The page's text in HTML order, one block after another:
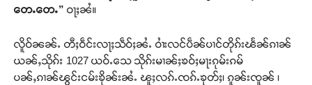
တေႉတေႉ” ဝႃႈၼႆ။
လိူဝ်ၼၼ်ႉ တီႈဝဵင်းလႃႈသဵဝ်ႈၼႆႉ ဝၢႆးလင်ပဵၼ်ပၢင်တိုၵ်းၽႅၼ်ၵၢၼ်
ယၼ်ႇသိုၵ်း 1027 ယဝ်ႉသေ သိုၵ်းမၢၼ်ႈၶဝ်ႈမႃးၵုမ်းၵမ်
ပၼ်ႇၵၢၼ်ၽွင်းငမ်းၶိုၼ်းၼႆႉ ၽူႈလၵ်ႉၸၵ်ႉၶုတ်ႈ၊ ၵူၼ်းၸူၼ် ၊